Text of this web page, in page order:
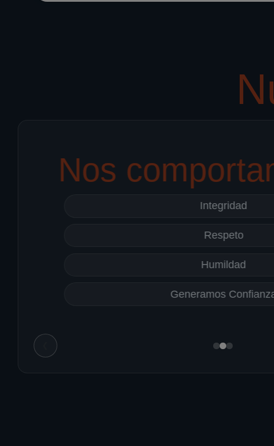
Nos
Integridad
Respeto
Humildad
Generamos